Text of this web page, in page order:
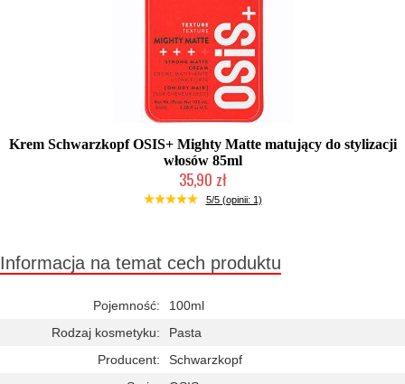
Krem Schwarzkopf OSIS+ Mighty Matte matujący do stylizacji
włosów 85ml
35,90 zł
Duża ilość (wysyłka w 24h)
5/5 (opinii: 1)
Informacja na temat cech produktu
Pojemność:
100ml
Rodzaj kosmetyku:
Pasta
Producent:
Schwarzkopf